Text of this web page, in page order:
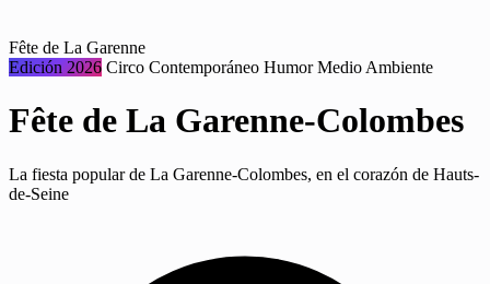
Fête de La Garenne
Edición 2026 Circo Contemporáneo Humor Medio Ambiente
Fête de La Garenne-Colombes
La fiesta popular de La Garenne-Colombes, en el corazón de Hauts-
de-Seine